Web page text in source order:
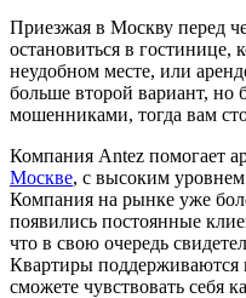
Приезжая в Москву перед
остановиться в гостинице,
неудобном месте, или
больше второй вариант, но
мошенниками, тогда вам
Компания Antez помогает
Москве, с высоким
Компания на рынке уже
появились постоянные
что в свою очередь
Квартиры поддерживаются
сможете чувствовать себя